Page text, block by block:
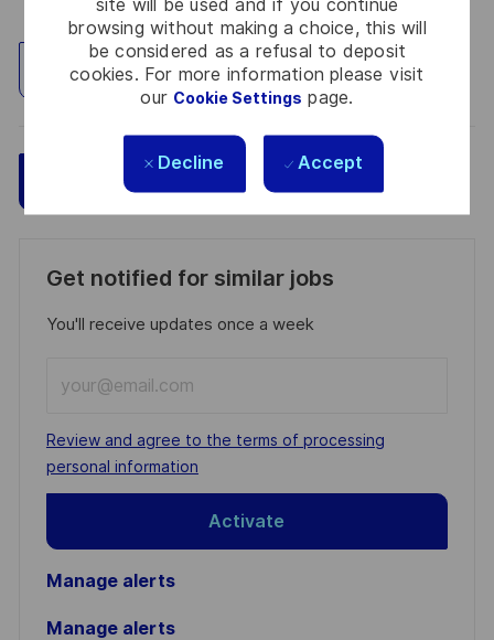
browsing without making a choice, this will
be considered as a refusal to deposit
cookies. For more information please visit
our Cookie Settings page.
Decline Accept
Explore Location
Apply Now Save
Get notified for similar jobs
You'll receive updates once a week
Email
address
(Required)
Required
Review and agree to the terms of processing
personal information
Activate
Manage alerts
Manage alerts